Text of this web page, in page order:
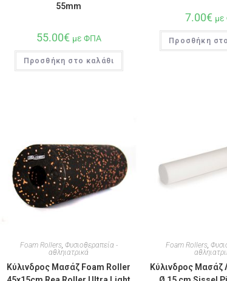
55mm
55.00€ με ΦΠΑ
Προσθήκη στο καλάθι
7.00€
Προσθήκη
Foam Rollers, Φυσιοθεραπεία -
αθληιατρικά
Κύλινδρος Μασάζ Foam Roller
Foam Rollers,
Κύλινδρος Μασάζ